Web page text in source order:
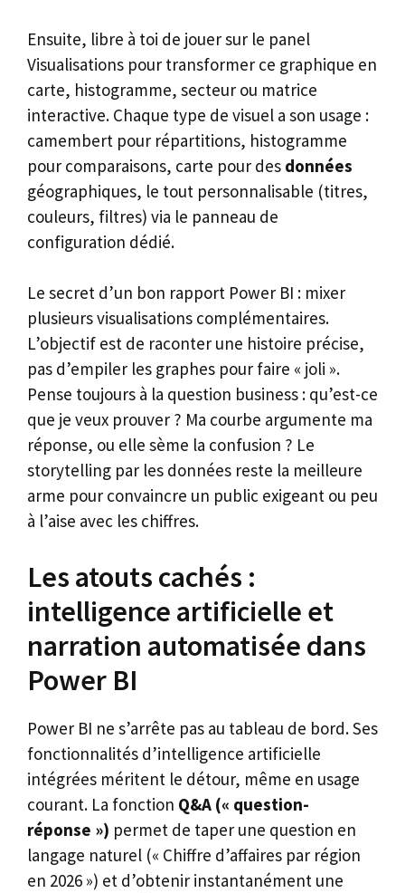
Ensuite, libre à toi de jouer sur le panel
Visualisations pour transformer ce graphique en
carte, histogramme, secteur ou matrice
interactive. Chaque type de visuel a son usage :
camembert pour répartitions, histogramme
pour comparaisons, carte pour des données
géographiques, le tout personnalisable (titres,
couleurs, filtres) via le panneau de
configuration dédié.
Le secret d’un bon rapport Power BI : mixer
plusieurs visualisations complémentaires.
L’objectif est de raconter une histoire précise,
pas d’empiler les graphes pour faire « joli ».
Pense toujours à la question business : qu’est-ce
que je veux prouver ? Ma courbe argumente ma
réponse, ou elle sème la confusion ? Le
storytelling par les données reste la meilleure
arme pour convaincre un public exigeant ou peu
à l’aise avec les chiffres.
Les atouts cachés :
intelligence artificielle et
narration automatisée dans
Power BI
Power BI ne s’arrête pas au tableau de bord. Ses
fonctionnalités d’intelligence artificielle
intégrées méritent le détour, même en usage
courant. La fonction Q&A (« question-
réponse ») permet de taper une question en
langage naturel (« Chiffre d’affaires par région
en 2026 ») et d’obtenir instantanément une